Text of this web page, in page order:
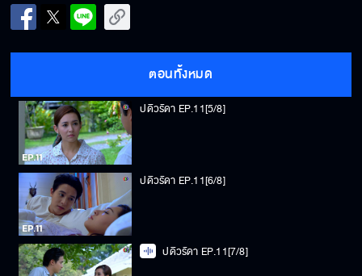
ตอนทั้งหมด
ปดิวรัดา EP.11[5/8]
ปดิวรัดา EP.11[6/8]
ปดิวรัดา EP.11[7/8]